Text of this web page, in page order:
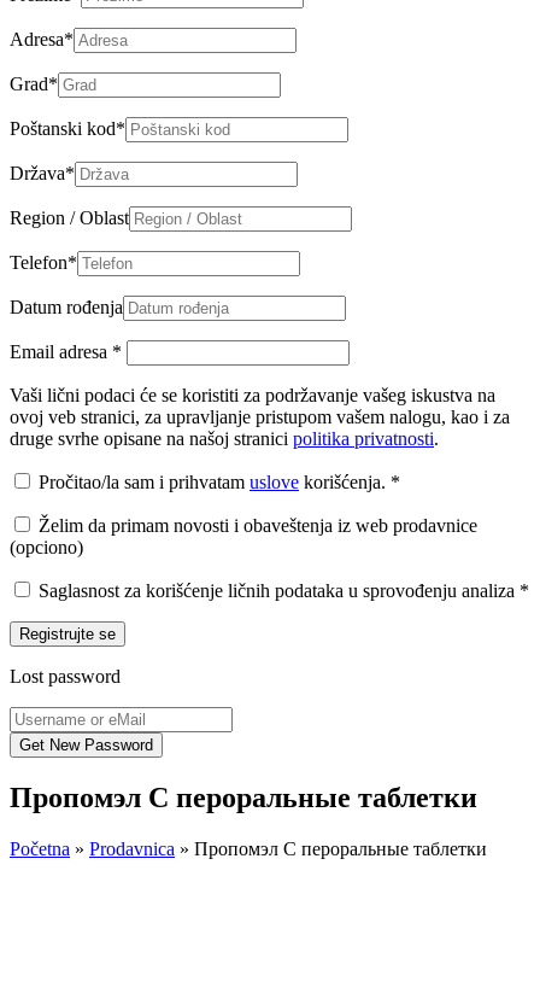
Adresa*
Grad*
Poštanski kod*
Država*
Region / Oblast
Telefon*
Datum rođenja
Email adresa *
Vaši lični podaci će se koristiti za podržavanje vašeg iskustva na
ovoj veb stranici, za upravljanje pristupom vašem nalogu, kao i za
druge svrhe opisane na našoj stranici politika privatnosti.
Pročitao/la sam i prihvatam uslove korišćenja. *
Želim da primam novosti i obaveštenja iz web prodavnice
(opciono)
Saglasnost za korišćenje ličnih podataka u sprovođenju analiza *
Registrujte se
Lost password
Пропомэл C пероральные таблетки
Početna » Prodavnica » Пропомэл C пероральные таблетки